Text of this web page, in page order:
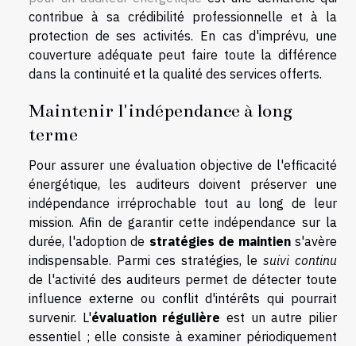
contribue à sa crédibilité professionnelle et à la
protection de ses activités. En cas d'imprévu, une
couverture adéquate peut faire toute la différence
dans la continuité et la qualité des services offerts.
Maintenir l'indépendance à long
terme
Pour assurer une évaluation objective de l'efficacité
énergétique, les auditeurs doivent préserver une
indépendance irréprochable tout au long de leur
mission. Afin de garantir cette indépendance sur la
durée, l'adoption de stratégies de maintiens'avère
indispensable. Parmi ces stratégies, lesuivi continu
de l'activité des auditeurs permet de détecter toute
influence externe ou conflit d'intérêts qui pourrait
survenir. L'évaluation régulière est un autre pilier
essentiel ; elle consiste à examiner périodiquement